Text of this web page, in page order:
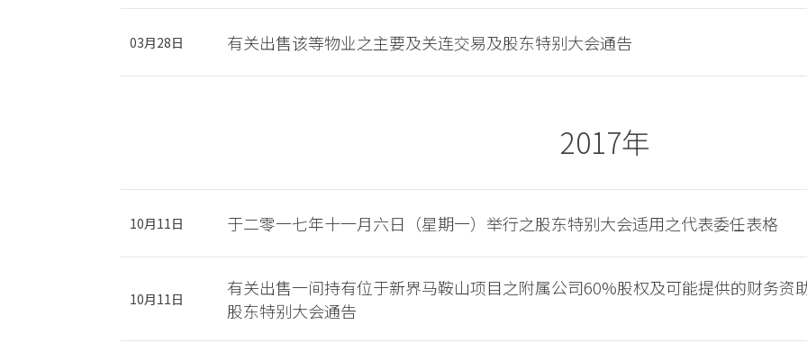
03月28日 有关出售该等物业之主要及关连交易及股东特别大会通告
2017年
10月11日 于二零一七年十一月六日（星期一）举行之股东特别大会适用之代表委任表格
10月11日
有关出售一间持有位于新界马鞍山项目之附属公司60%股权及可能提供的财务资
股东特别大会通告